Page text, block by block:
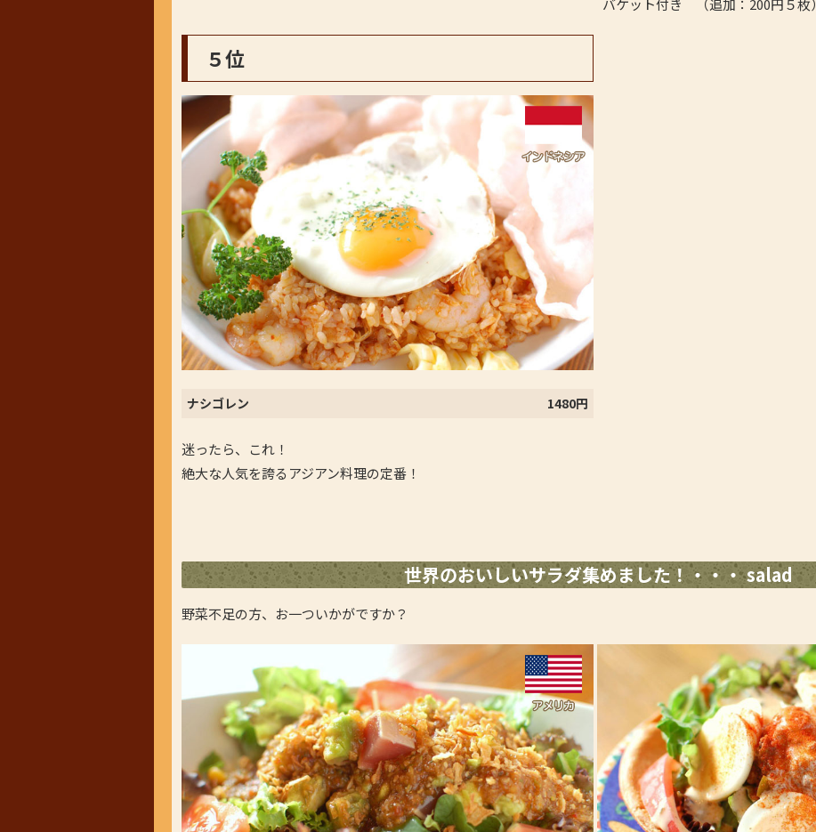
バケット付き （追加：200円５枚）
５位
ナシゴレン 1480円
迷ったら、これ！
絶大な人気を誇るアジアン料理の定番！
世界のおいしいサラダ集めました！・・・ salad
野菜不足の方、お一ついかがですか？